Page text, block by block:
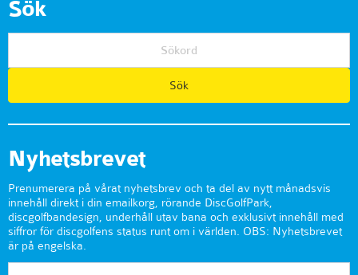
Sök
Nyhetsbrevet
Prenumerera på vårat nyhetsbrev och ta del av nytt månadsvis
innehåll direkt i din emailkorg, rörande DiscGolfPark,
discgolfbandesign, underhåll utav bana och exklusivt innehåll med
siffror för discgolfens status runt om i världen. OBS: Nyhetsbrevet
är på engelska.